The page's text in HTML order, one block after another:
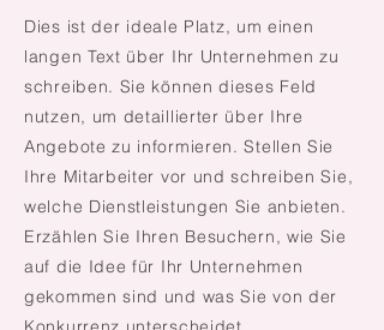
Dies ist der ideale Platz, um einen
langen Text über Ihr Unternehmen zu
schreiben. Sie können dieses Feld
nutzen, um detaillierter über Ihre
Angebote zu informieren. Stellen Sie
Ihre Mitarbeiter vor und schreiben Sie,
welche Dienstleistungen Sie anbieten.
Erzählen Sie Ihren Besuchern, wie Sie
auf die Idee für Ihr Unternehmen
gekommen sind und was Sie von der